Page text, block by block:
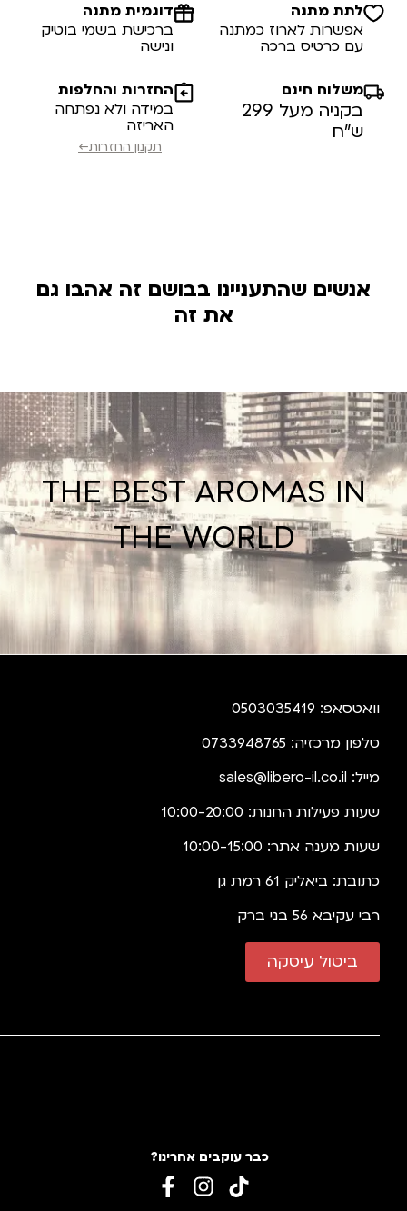
לתת מתנה
אפשרות לארוז כמתנה
עם כרטיס ברכה
דוגמית מתנה
ברכישת בשמי בוטיק
ונישה
משלוח חינם
בקניה מעל 299
ש”ח
החזרות והחלפות
במידה ולא נפתחה
האריזה
תקנון החזרות←
אנשים שהתעניינו בבושם זה אהבו גם
את זה
THE BEST AROMAS IN
THE WORLD
וואטסאפ: 0503035419
טלפון מרכזיה: 0733948765
מייל: sales@libero-il.co.il
שעות פעילות החנות: 10:00-20:00
שעות מענה אתר: 10:00-15:00
כתובת: ביאליק 61 רמת גן
רבי עקיבא 56 בני ברק
ביטול עיסקה
כבר עוקבים אחרינו?